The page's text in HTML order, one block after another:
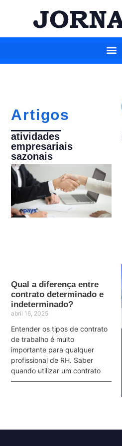
Artigos
atividades
empresariais
sazonais
Qual a diferença entre
contrato determinado e
indeterminado?
abril 16, 2025
Entender os tipos de contrato
de trabalho é muito
importante para qualquer
profissional de RH. Saber
quando utilizar um contrato